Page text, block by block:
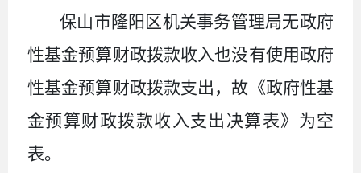
保山市隆阳区机关事务管理局无政府
性基金预算财政拨款收入也没有使用政府
性基金预算财政拨款支出，故《政府性基
金预算财政拨款收入支出决算表》为空
表。